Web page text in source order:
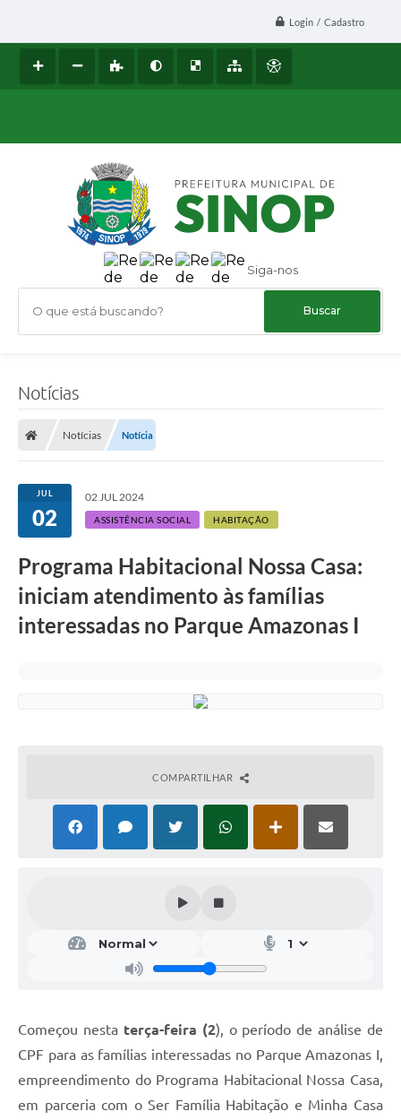
Login / Cadastro
Siga-nos
O que está buscando?
Notícias
Notícias Notícia
JUL
02
02 JUL 2024
ASSISTÊNCIA SOCIAL HABITAÇÃO
Programa Habitacional Nossa Casa:
iniciam atendimento às famílias
interessadas no Parque Amazonas I
COMPARTILHAR
Começou nesta terça-feira (2), o período de análise de
CPF para as famílias interessadas no Parque Amazonas I,
empreendimento do Programa Habitacional Nossa Casa,
em parceria com o Ser Família Habitação e Minha Casa